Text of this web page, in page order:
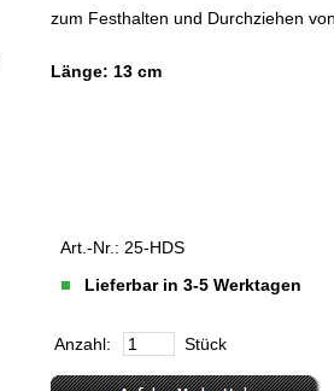
zum Festhalten und Durchziehen
Länge: 13 cm
Art.-Nr.: 25-HDS
Lieferbar in 3-5 Werktagen
Anzahl: Stück